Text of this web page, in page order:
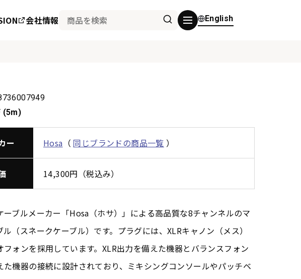
会社情報 English
(5m)
ー Hosa （ 同じブランドの商品一覧 ）
14,300円（税込み）
ーブルメーカー「Hosa（ホサ）」による高品質な8チャンネルのマ
ル（スネークケーブル）です。プラグには、XLRキャノン（メス）
フォンを採用しています。XLR出力を備えた機器とバランスフォン
た機器の接続に設計されており、ミキシングコンソールやパッチベ